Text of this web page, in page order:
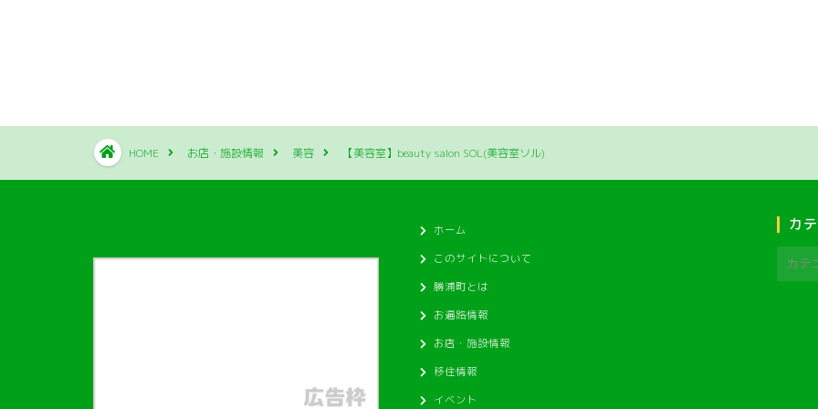
HOME お店・施設情報 美容 【美容室】beauty salon SOL(美容室ソル)
ホーム
このサイトについて
勝浦町とは
お遍路情報
お店・施設情報
移住情報
イベント
カ